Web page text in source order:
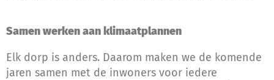
Samen werken aan klimaatplannen
Elk dorp is anders. Daarom maken we de komende
jaren samen met de inwoners voor iedere